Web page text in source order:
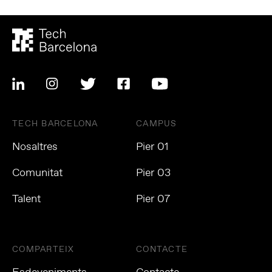
TECH BARCELONA
Nosaltres
Comunitat
Talent
CAMPUS
Pier 01
Pier 03
Pier 07
COMPARTEIX CONTACTE